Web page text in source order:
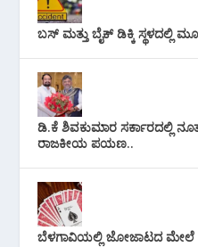
ಬಸ್ ಮತ್ತು ಬೈಕ್ ಡಿಕ್ಕಿ ಸ್ಥಳದಲ್ಲಿ
ಡಿ.ಕೆ ಶಿವಕುಮಾರ ಸರ್ಕಾರದಲ್ಲಿ
ರಾಜಕೀಯ ಪಯಣ..
ಬೆಳಗಾವಿಯಲ್ಲಿ ಜೋಜಾಟದ ಮೇಲೆ